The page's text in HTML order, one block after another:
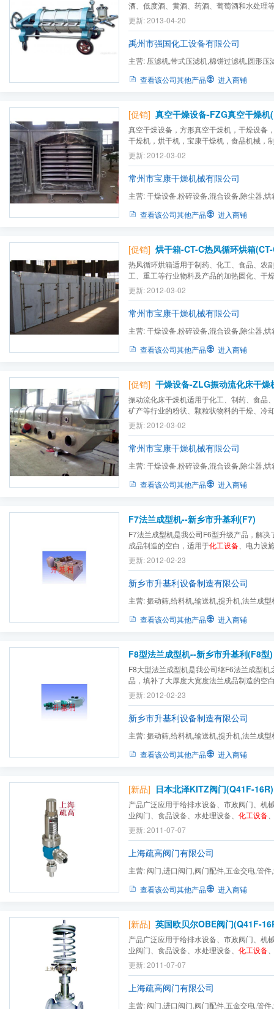
酒、低度酒、黄酒、药酒、葡萄酒和水处理
滤澄清度可达 99.8% ，操作得法、甚至可滤
除 1-0.1 微米以下的微粒（包括微生物）。
轴、过滤板、过滤网、导杆、气阀、玻璃视
更新: 2013-04-20
禹州市强国化工设备有限公司
主营: 压滤机,带式压滤机,棉饼过滤机,圆形压
查看该公司其他产品 进入商铺
[促销] 真空干燥设备-FZG真空干燥
真空干燥设备，方形真空干燥机，干燥设备
干燥机，烘干机，宝康干燥机，食品机械，
更新: 2012-03-02
常州市宝康干燥机械有限公司
主营:干燥设备,粉碎设备,混合设备,除尘器,
查看该公司其他产品 进入商铺
[促销] 烘干箱-CT-C热风循环烘箱
热风循环烘箱适用于制药、化工、食品、农
工、重工等行业物料及产品的加热固化、干
生药、中药饮片、浸膏、册剂、颗粒、冲剂
料染料、脱水蔬菜、瓜果干、香肠、塑料树
等。烘干机，烘箱，箱式干燥机，干燥设备
更新: 2012-03-02
常州市宝康干燥机械有限公司
主营:干燥设备,粉碎设备,混合设备,除尘器,
查看该公司其他产品 进入商铺
[促销] 干燥设备-ZLG振动流化床干
振动流化床干燥机适用于化工、制药、食品
矿产等行业的粉状、颗粒状物料的干燥、冷
酸、味精、硼砂、硫铵、复合肥、萝卜丝、
矿渣、砂糖等干燥设备，烘干机，振动干燥
食品机械，制药设备， 化工设备
更新: 2012-03-02
常州市宝康干燥机械有限公司
主营:干燥设备,粉碎设备,混合设备,除尘器,
查看该公司其他产品 进入商铺
F7法兰成型机--新乡市升基利(F7)
F7法兰成型机是我公司F6型升级产品，解决
成品制造的空白，适用于化工设备 、电力设
容器、水轮机、离心机、钢结构等行业，解
度。其机构独特，具有体积小、能耗低、效
使用方便、操作简单、承载能力强、寿命长
更新: 2012-02-23
新乡市升基利设备制造有限公司
主营:振动筛,给料机,输送机,提升机,法兰成
查看该公司其他产品 进入商铺
F8型法兰成型机--新乡市升基利(F8型)
F8大型法兰成型机是我公司继F6法兰成型机
品，填补了大厚度大宽度法兰成品制造的空
备、电力设施、大型风机、压力容器、水轮
解决了关键件的制造难度,本机的特点是操作
方便、使用寿命长、耗能低、经济性好．也
工，...
更新: 2012-02-23
新乡市升基利设备制造有限公司
主营:振动筛,给料机,输送机,提升机,法兰成
查看该公司其他产品 进入商铺
[新品] 日本北泽KITZ阀门(Q41F-16R)
产品广泛应用于给排水设备、市政阀门、机
业阀门、食品设备、水处理设备、 化工设备
备、消防暖通、中央空调、过滤设备、造纸
力设备配套、液化气设备、制药设备，城建
门、通用零部件、工业设备、冶金设备、轻
更新: 2011-07-07
上海疏高阀门有限公司
主营: 阀门,进口阀门,阀门配件,五金交电,管
查看该公司其他产品 进入商铺
[新品] 英国欧贝尔OBE阀门(Q41F-
产品广泛应用于给排水设备、市政阀门、机
业阀门、食品设备、水处理设备、 化工设备
备、消防暖通、中央空调、过滤设备、造纸
力设备配套、液化气设备、制药设备，城建
门、通用零部件、工业设备、冶金设备、轻
更新: 2011-07-07
上海疏高阀门有限公司
主营: 阀门,进口阀门,阀门配件,五金交电,管